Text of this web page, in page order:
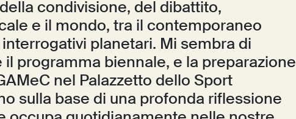
condivisione, del dibattito,
e il mondo, tra il contemporaneo
planetari. Mi sembra di
il programma biennale, e la preparazione
nel Palazzetto dello Sport
sulla base di una profonda riflessione